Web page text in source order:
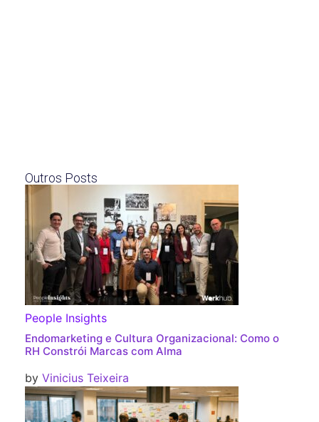
Outros Posts
People Insights
Endomarketing e Cultura Organizacional: Como o
RH Constrói Marcas com Alma
by Vinicius Teixeira